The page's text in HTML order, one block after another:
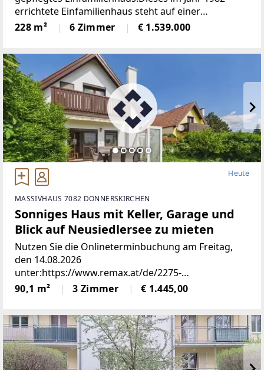
errichtete Einfamilienhaus steht auf einer
Fahnenparzelle und liegt in einer sehr ruhigen und
schönen Wohngegend, umgeben von Gärten und
228 m² 6 Zimmer € 1.539.000
Heute
MASSIVHAUS 7082 DONNERSKIRCHEN
Sonniges Haus mit Keller, Garage und
Blick auf Neusiedlersee zu mieten
Nutzen Sie die Onlineterminbuchung am Freitag,
den 14.08.2026
unter:https://www.remax.at/de/2275-
7927#terminanfrage-messages Zur Vermietung
kommt dieses wunderschöne Einfamilienhaus in
90,1 m² 3 Zimmer € 1.445,00